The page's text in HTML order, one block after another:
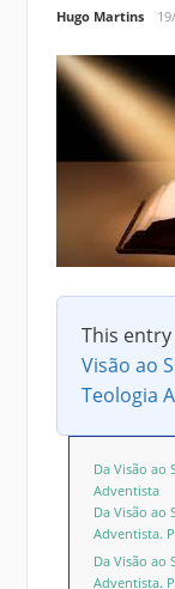
Hugo Martins
This
Visão ao
Teologia
Da Visão ao
Adventista
Da Visão ao
Adventista.
Da Visão ao
Adventista.